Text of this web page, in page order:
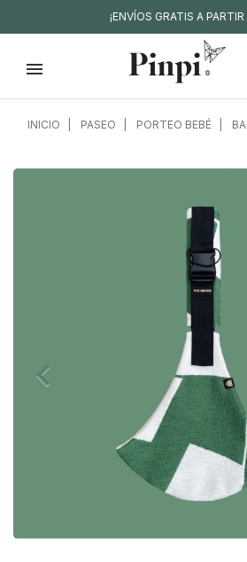
¡ENVÍOS GRATIS A
INICIO PASEO PORTEO BEBÉ
Anterior
keyboard_arrow_left